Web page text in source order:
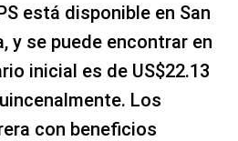
está disponible en San
y se puede encontrar en
inicial es de US$22.13
Los
con beneficios